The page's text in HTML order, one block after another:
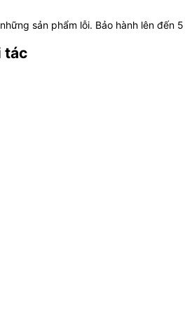
sản phẩm lỗi. Bảo hành lên đến
tác